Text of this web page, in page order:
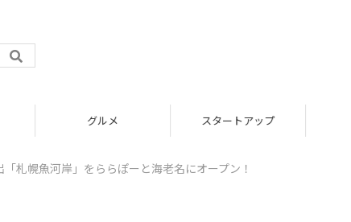
グルメ スタートアップ
札幌魚河岸」をららぽーと海老名にオープン！